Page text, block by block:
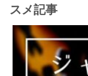
スメ記事